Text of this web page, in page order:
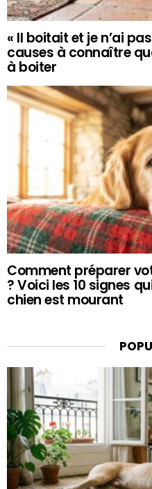
« Il boitait et je n’ai
causes à connaître
à boiter
Comment préparer
? Voici les 10 signes
chien est mourant